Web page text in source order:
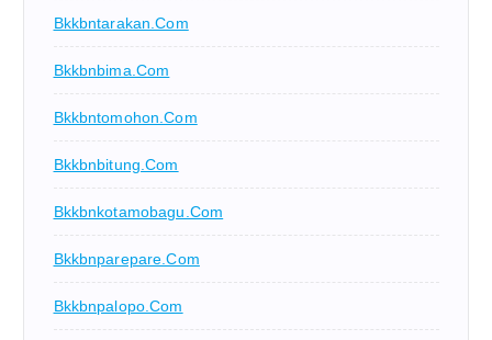
Bkkbntarakan.com
Bkkbnbima.com
Bkkbntomohon.com
Bkkbnbitung.com
Bkkbnkotamobagu.com
Bkkbnparepare.com
Bkkbnpalopo.com